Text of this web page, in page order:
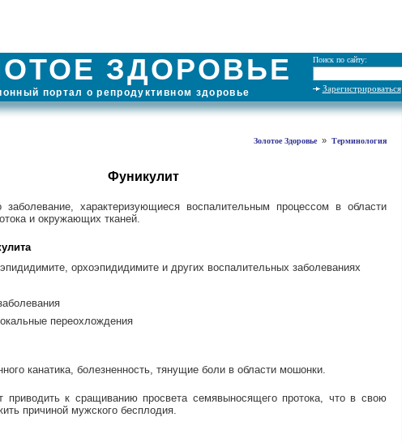
Поиск по сайту:
Зарегистрироваться
ЗДОРОВЬЕ
портал о репродуктивном здоровье
Золотое Здоровье» Терминология
Фуникулит
заболевание, характеризующиеся воспалительным процессом в области
и окружающих тканей.
орхоэпидидимите и других воспалительных заболеваниях
переохлождения
канатика, болезненность, тянущие боли в области мошонки.
приводить к сращиванию просвета семявыносящего протока, что в свою
причиной мужского бесплодия.